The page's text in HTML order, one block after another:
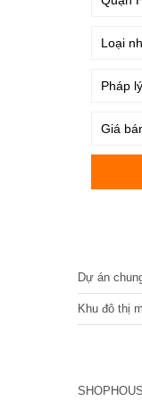
Dự án
Khu đô thị